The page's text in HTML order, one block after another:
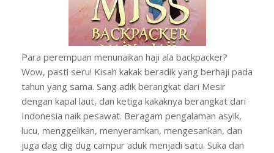
Para perempuan menunaikan haji ala backpacker?
Wow, pasti seru! Kisah kakak beradik yang berhaji pada
tahun yang sama. Sang adik berangkat dari Mesir
dengan kapal laut, dan ketiga kakaknya berangkat dari
Indonesia naik pesawat. Beragam pengalaman asyik,
lucu, menggelikan, menyeramkan, mengesankan, dan
juga dag dig dug campur aduk menjadi satu. Suka dan